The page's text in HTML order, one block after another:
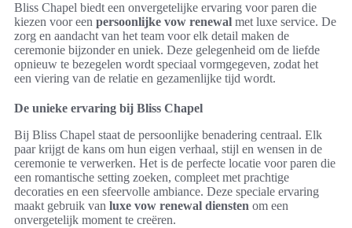
Bliss Chapel biedt een onvergetelijke ervaring voor paren die
kiezen voor een persoonlijke vow renewal met luxe service. De
zorg en aandacht van het team voor elk detail maken de
ceremonie bijzonder en uniek. Deze gelegenheid om de liefde
opnieuw te bezegelen wordt speciaal vormgegeven, zodat het
een viering van de relatie en gezamenlijke tijd wordt.
De unieke ervaring bij Bliss Chapel
Bij Bliss Chapel staat de persoonlijke benadering centraal. Elk
paar krijgt de kans om hun eigen verhaal, stijl en wensen in de
ceremonie te verwerken. Het is de perfecte locatie voor paren die
een romantische setting zoeken, compleet met prachtige
decoraties en een sfeervolle ambiance. Deze speciale ervaring
maakt gebruik van luxe vow renewal diensten om een
onvergetelijk moment te creëren.